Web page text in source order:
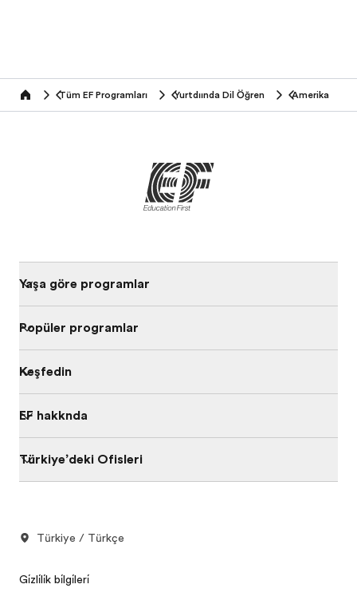
home Tüm EF Programları Yurtdışında Dil Öğren Amerika
Yaşa göre programları
Popüler programlar
Keşfedin
EF hakkında
Türkiye’deki Ofisleri
Türkiye / Türkçe
Gi̇zli̇li̇k bi̇lgi̇leri̇